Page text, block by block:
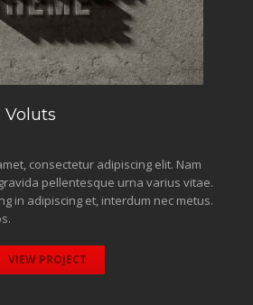
Voluts
consectetur adipiscing elit. Nam
pellentesque urna varius vitae.
in adipiscing et, interdum nec metus.
VIEW PROJECT